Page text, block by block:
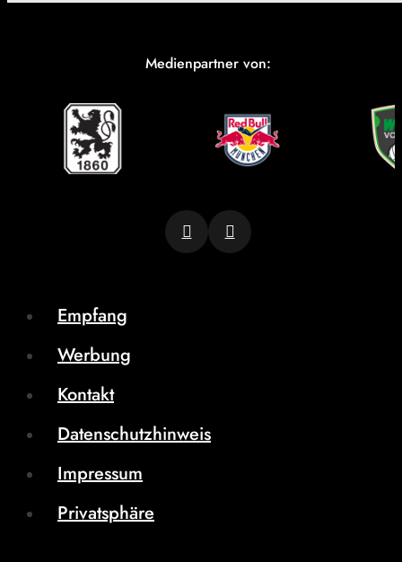
Medienpartner von:
Empfang
Werbung
Kontakt
Datenschutzhinweis
Impressum
Privatsphäre